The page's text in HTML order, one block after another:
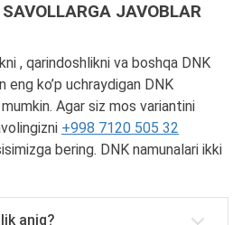
JAVOBLAR
, qarindoshlikni va boshqa DNK
eng ko’p uchraydigan DNK
Agar siz mos variantini
+998 7120 505 32
bering. DNK namunalari ikki
aniq?